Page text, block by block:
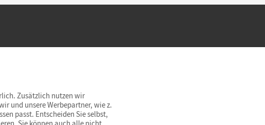
wir versandkostenfrei innerhalb Deutschlands
Zusätzlich nutzen wir
und unsere Werbepartner, wie z.
passt. Entscheiden Sie selbst,